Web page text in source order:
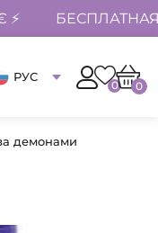
РУС
0 0
демонами